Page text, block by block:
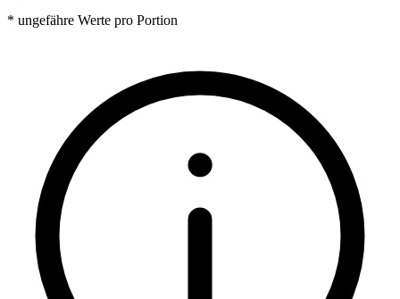
* ungefähre Werte pro Portion